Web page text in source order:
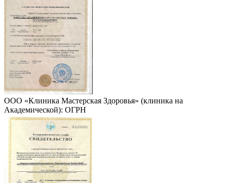
ООО «Клиника Мастерская Здоровья» (клиника на
Академической): ОГРН